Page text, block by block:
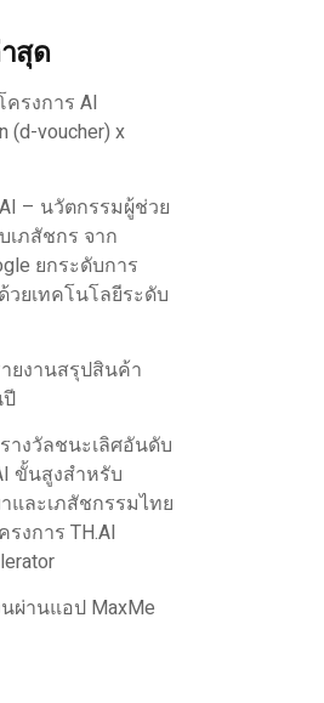
สุด
รงการ AI
(d-voucher) x
– นวัตกรรมผู้ช่วย
เภสัชกร จาก
ยกระดับการ
วยเทคโนโลยีระดับ
ยงานสรุปสินค้า
างวัลชนะเลิศอันดับ
ขั้นสูงสำหรับ
และเภสัชกรรมไทย
งการ TH.AI
ผ่านแอป MaxMe